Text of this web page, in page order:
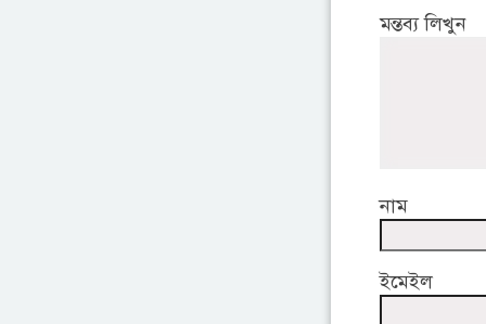
মন্তব্য লিখুন
নাম
ইমেইল